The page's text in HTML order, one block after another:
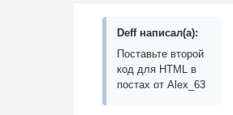
Deff написал(а):
Поставьте второй
код для HTML в
постах от Alex_63